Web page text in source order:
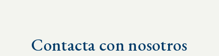
Contacta con nosotros